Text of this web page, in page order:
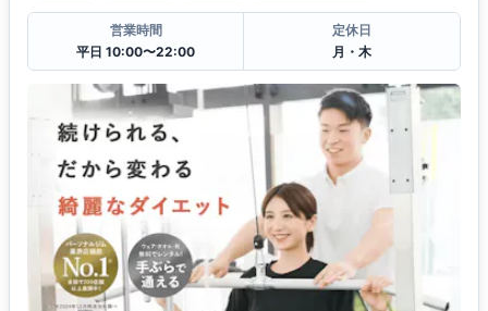
営業時間
平日 10:00〜22:00
定休日
月・木